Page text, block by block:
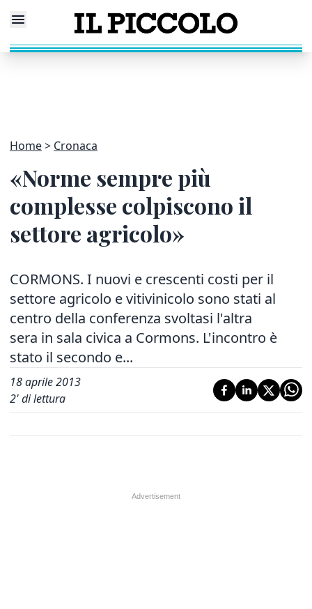
Home Cronaca
«Norme sempre più
complesse colpiscono il
settore agricolo»
CORMONS. I nuovi e crescenti costi per il
settore agricolo e vitivinicolo sono stati al
centro della conferenza svoltasi l'altra
sera in sala civica a Cormons. L'incontro è
stato il secondo e...
18 aprile 2013
2' di lettura